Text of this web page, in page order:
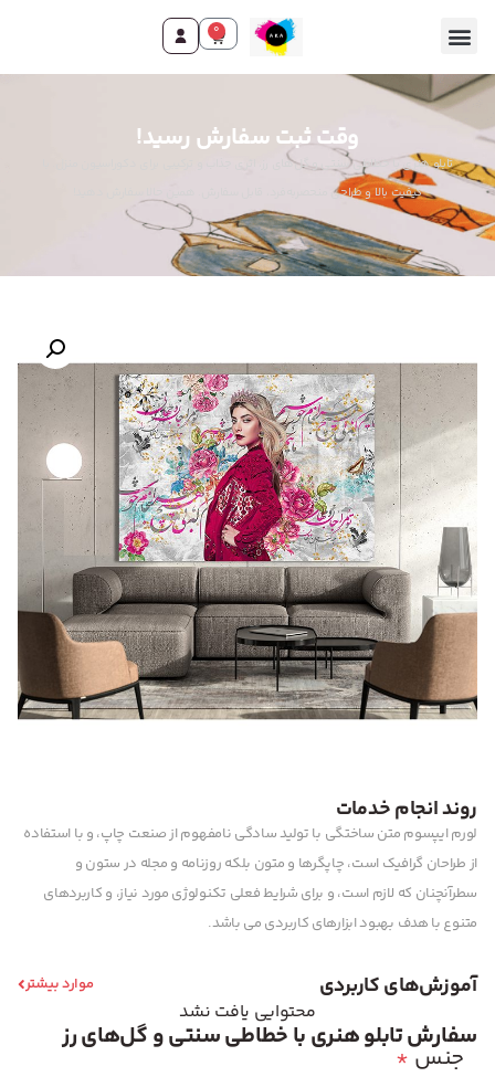
0
وقت ثبت سفارش رسید!
تابلو هنری با خطاطی سنتی و گل‌های رز، اثری جذاب و ترکیبی برای دکوراسیون منزل. با
کیفیت بالا و طراحی منحصربه‌فرد، قابل سفارش. همین حالا سفارش دهید!
روند انجام خدمات
لورم ایپسوم متن ساختگی با تولید سادگی نامفهوم از صنعت چاپ، و با استفاده
از طراحان گرافیک است، چاپگرها و متون بلکه روزنامه و مجله در ستون و
سطرآنچنان که لازم است، و برای شرایط فعلی تکنولوژی مورد نیاز، و کاربردهای
متنوع با هدف بهبود ابزارهای کاربردی می باشد.
آموزش‌های کاربردی موارد بیشتر
محتوایی یافت نشد
سفارش تابلو هنری با خطاطی سنتی و گل‌های رز
*جنس